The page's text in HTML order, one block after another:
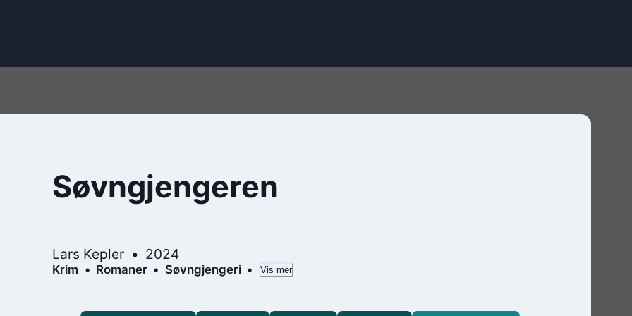
Søvngjengeren
Lars Kepler 2024
Krim Romaner Søvngjengeri Vis mer